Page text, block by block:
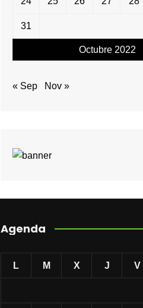
Octubre 2022
31
« Sep Nov »
Agenda
L M X J V